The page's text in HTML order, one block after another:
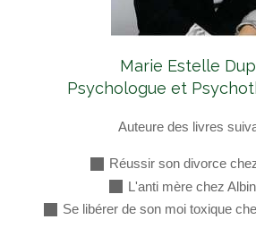
Marie Estelle
Psychologue et
Auteure des livres
Réussir son divorce
L'anti mère chez
Se libérer de son moi toxique